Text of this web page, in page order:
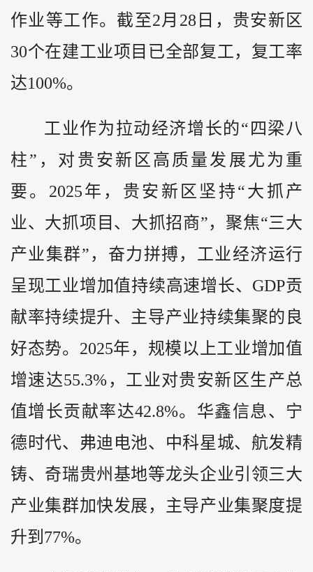
作业等工作。截至2月28日，贵安新区
30个在建工业项目已全部复工，复工率
达100%。
工业作为拉动经济增长的“四梁八
柱”，对贵安新区高质量发展尤为重
要。2025年，贵安新区坚持“大抓产
业、大抓项目、大抓招商”，聚焦“三大
产业集群”，奋力拼搏，工业经济运行
呈现工业增加值持续高速增长、GDP贡
献率持续提升、主导产业持续集聚的良
好态势。2025年，规模以上工业增加值
增速达55.3%，工业对贵安新区生产总
值增长贡献率达42.8%。华鑫信息、宁
德时代、弗迪电池、中科星城、航发精
铸、奇瑞贵州基地等龙头企业引领三大
产业集群加快发展，主导产业集聚度提
升到77%。